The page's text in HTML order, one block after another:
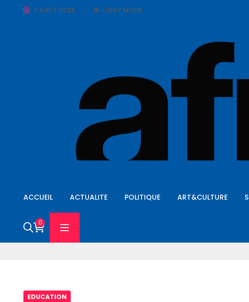
7 AOÛT 2026 LIGHT MODE
ACCUEIL ACTUALITE POLITIQUE ART&CULTURE
0
EDUCATION